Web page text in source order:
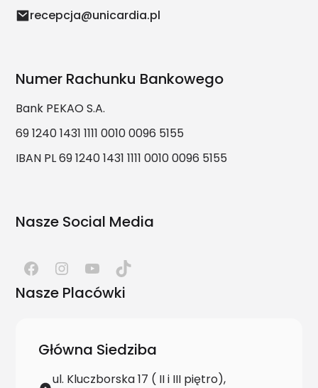
recepcja@unicardia.pl
Numer Rachunku Bankowego
Bank PEKAO S.A.
69 1240 1431 1111 0010 0096 5155
IBAN PL 69 1240 1431 1111 0010 0096 5155
Nasze Social Media
Nasze Placówki
Główna Siedziba
ul. Kluczborska 17 ( II i III piętro),